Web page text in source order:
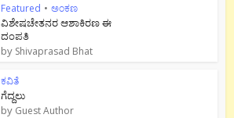
Featured • ಅಂಕಣ
ವಿಶೇಷಚೇತನರ ಆಶಾಕಿರಣ ಈ
ದಂಪತಿ
by Shivaprasad Bhat
ಕವಿತೆ
ಗೆದ್ದಲು
by Guest Author